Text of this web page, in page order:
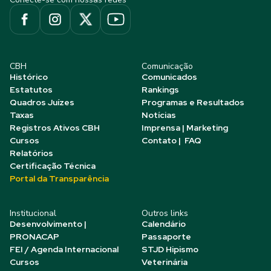
CBH
Histórico
Estatutos
Quadros Juízes
Taxas
Registros Ativos CBH
Cursos
Relatórios
Certificação Técnica
Portal da Transparência
Comunicação
Comunicados
Rankings
Programas e Resultados
Notícias
Imprensa | Marketing
Contato | FAQ
Institucional
Desenvolvimento |
PRONACAP
FEI / Agenda Internacional
Cursos
Outros links
Calendário
Passaporte
STJD Hipismo
Veterinária